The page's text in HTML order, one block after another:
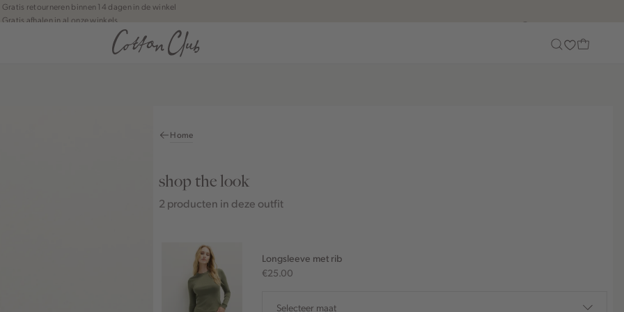
Gratis retourneren binnen 14 dagen in de winkel
Gratis afhalen in al onze winkels
Jouw bestelling wordt binnen 1 tot 5 dagen bezorgd
Betaal zoals jij wilt: o.a. iDEAL | Wero, Riverty, Apple pay & creditcard
Home
shop the look
2 producten in deze outfit
Longsleeve met rib
€25.00
Selecteer maat